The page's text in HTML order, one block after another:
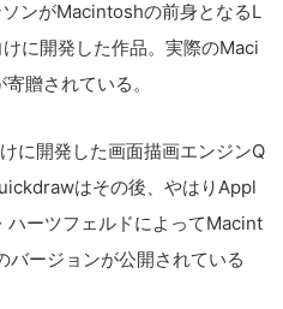
ンがMacintoshの前身となるL
に開発した作品。実際のMaci
贈されている。
に開発した画面描画エンジンQ
はその後、やはりAppl
ハーツフェルドによってMacint
ージョンが公開されている